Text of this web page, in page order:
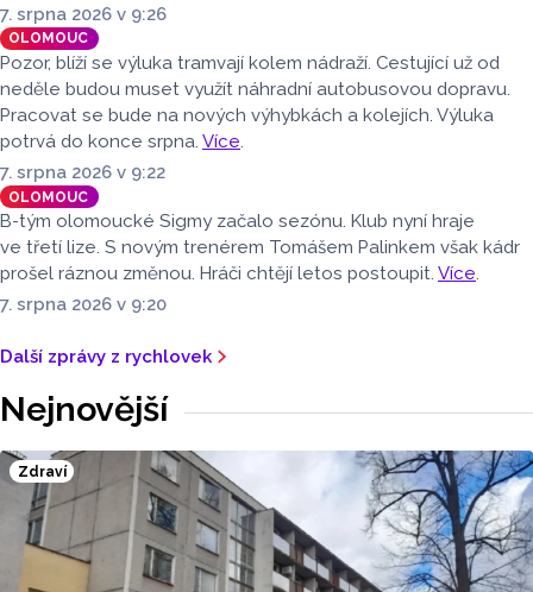
7. srpna 2026 v 9:26
OLOMOUC
Pozor, blíží se výluka tramvají kolem nádraží. Cestující už od
neděle budou muset využít náhradní autobusovou dopravu.
Pracovat se bude na nových výhybkách a kolejích. Výluka
potrvá do konce srpna. Více.
7. srpna 2026 v 9:22
OLOMOUC
B-tým olomoucké Sigmy začalo sezónu. Klub nyní hraje
ve třetí lize. S novým trenérem Tomášem Palinkem však kádr
prošel ráznou změnou. Hráči chtějí letos postoupit. Více.
7. srpna 2026 v 9:20
Další zprávy z rychlovek
Nejnovější
Zdraví